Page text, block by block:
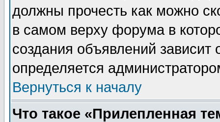
должны прочесть как можно
в самом верху форума в
создания объявлений зависит
определяется
Вернуться к началу
Что такое «Прилепленная